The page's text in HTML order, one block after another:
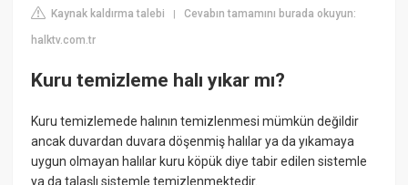
Kaynak kaldırma talebi |Cevabın tamamını burada okuyun:
halktv.com.tr
Kuru temizleme halı yıkar mı?
Kuru temizlemede halının temizlenmesi mümkün değildir
ancak duvardan duvara döşenmiş halılar ya da yıkamaya
uygun olmayan halılar kuru köpük diye tabir edilen sistemle
ya da talaşlı sistemle temizlenmektedir.